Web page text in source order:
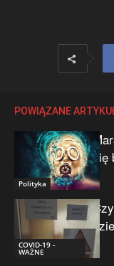
POWIĄZANE
Polityka
się
COVID-19 -
WAŻNE